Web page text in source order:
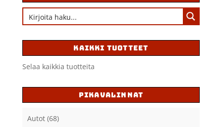
KAIKKI TUOTTEET
Selaa kaikkia tuotteita
PIKAVALINNAT
Autot (68)